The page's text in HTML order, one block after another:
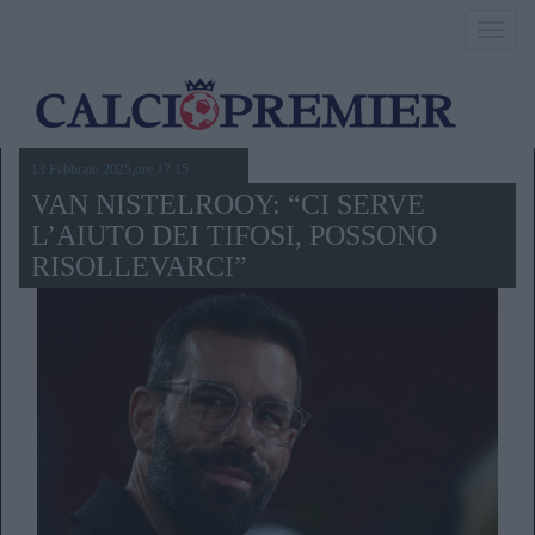
13 Febbraio 2025,ore 17.15
VAN NISTELROOY: “CI SERVE
L’AIUTO DEI TIFOSI, POSSONO
RISOLLEVARCI”